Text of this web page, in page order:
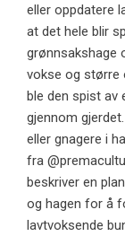
eller oppdatere
at det hele blir
grønnsakshage
vokse og større
ble den spist av
gjennom
eller gnagere i
fra
beskriver en
og hagen for å
lavtvoksende